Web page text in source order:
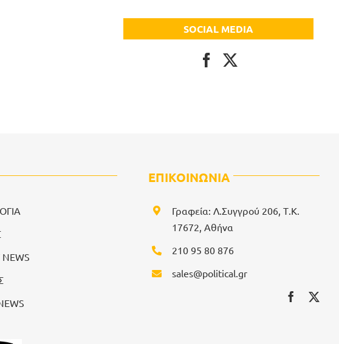
SOCIAL MEDIA
ΕΠΙΚΟΙΝΩΝΙΑ
Γραφεία: Λ.Συγγρού 206, Τ.Κ.
17672, Αθήνα
210 95 80 876
sales@political.gr